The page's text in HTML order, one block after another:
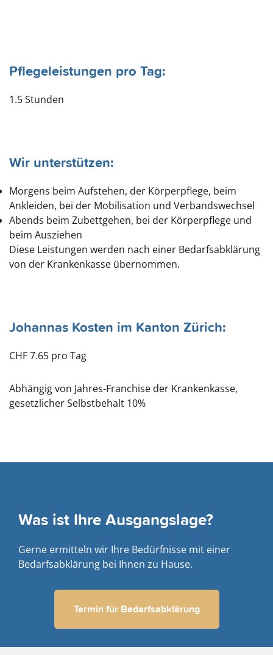
Pflegeleistungen pro Tag:
1.5 Stunden
Wir unterstützen:
Morgens beim Aufstehen, der Körperpflege, beim
Ankleiden, bei der Mobilisation und Verbandswechsel
Abends beim Zubettgehen, bei der Körperpflege und
beim Ausziehen
Diese Leistungen werden nach einer Bedarfsabklärung
von der Krankenkasse übernommen.
Johannas Kosten im Kanton Zürich:
CHF 7.65 pro Tag
Abhängig von Jahres-Franchise der Krankenkasse,
gesetzlicher Selbstbehalt 10%
Was ist Ihre Ausgangslage?
Gerne ermitteln wir Ihre Bedürfnisse mit einer
Bedarfsabklärung bei Ihnen zu Hause.
Termin für Bedarfsabklärung